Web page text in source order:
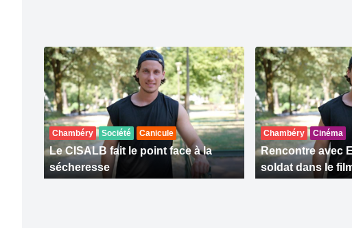
Chambéry Société Canicule
Le CISALB fait le point face à la
sécheresse
Chambéry Cinéma
Rencontre avec
soldat dans le